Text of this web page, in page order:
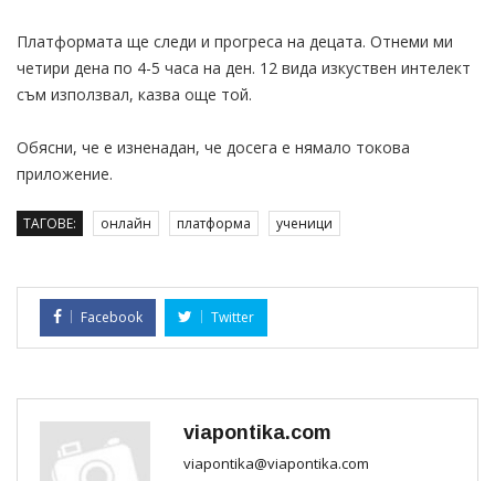
Платформата ще следи и прогреса на децата. Отнеми ми
четири дена по 4-5 часа на ден. 12 вида изкуствен интелект
съм използвал, казва още той.
Обясни, че е изненадан, че досега е нямало токова
приложение.
ТАГОВЕ: онлайн платформа ученици
Facebook Twitter
viapontika.com
viapontika@viapontika.com